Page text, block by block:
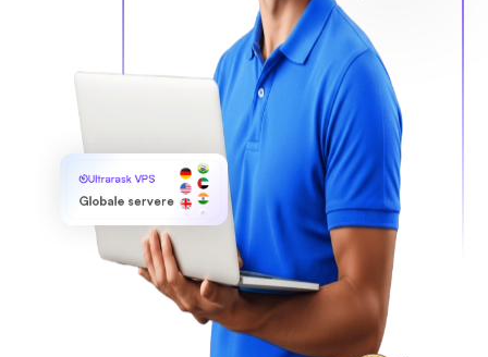
Ultrarask VPS
Globale servere